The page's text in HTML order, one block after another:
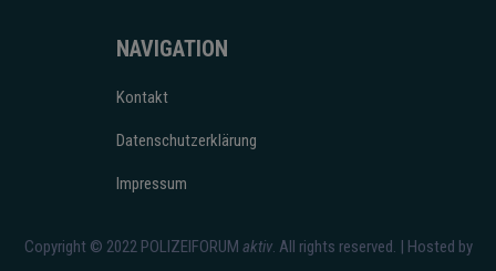
NAVIGATION
Kontakt
Datenschutzerklärung
Impressum
Copyright © 2022 POLIZEIFORUM aktiv. All rights reserved. | Hosted by